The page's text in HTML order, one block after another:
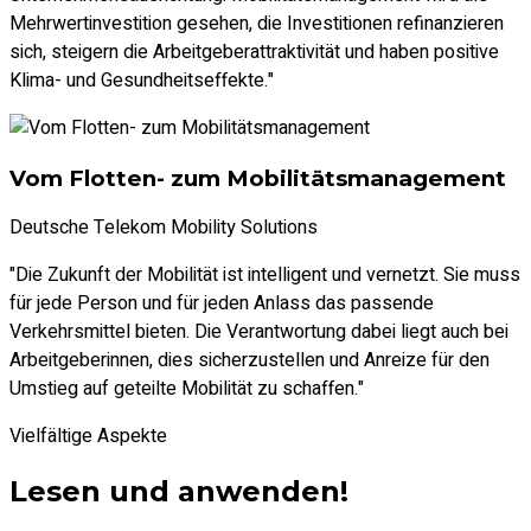
Mehrwertinvestition gesehen, die Investitionen refinanzieren
sich, steigern die Arbeitgeberattraktivität und haben positive
Klima- und Gesundheitseffekte."
Vom Flotten- zum Mobilitätsmanagement
Deutsche Telekom Mobility Solutions
"Die Zukunft der Mobilität ist intelligent und vernetzt. Sie muss
für jede Person und für jeden Anlass das passende
Verkehrsmittel bieten. Die Verantwortung dabei liegt auch bei
Arbeitgeberinnen, dies sicherzustellen und Anreize für den
Umstieg auf geteilte Mobilität zu schaffen."
Vielfältige Aspekte
Lesen und anwenden!